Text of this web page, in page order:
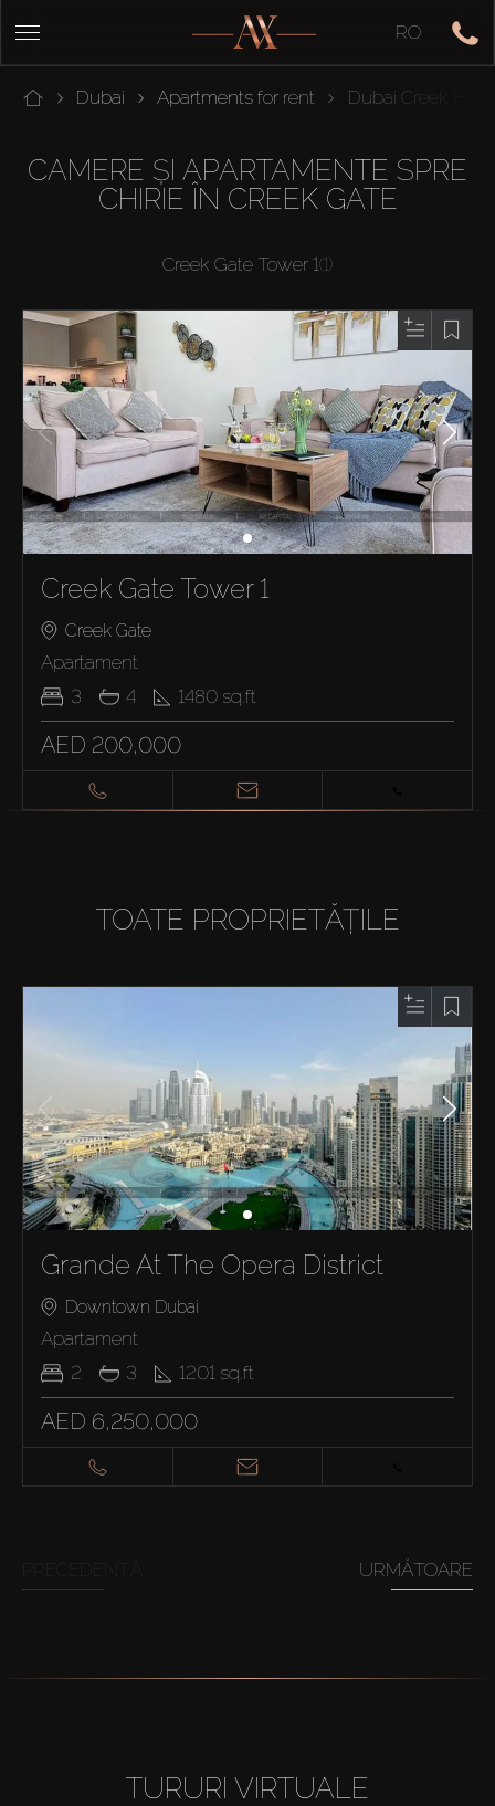
RO
Dubai Apartments for rent Dubai Creek
CAMERE ȘI APARTAMENTE SPRE
CHIRIE ÎN CREEK GATE
Creek Gate Tower 1(1)
Creek Gate Tower 1
Creek Gate
Apartament
3
4 1480 sq.ft
AED 200,000
TOATE PROPRIETĂȚILE
Grande At The Opera District
Downtown Dubai
Apartament
2
3 1201 sq.ft
AED 6,250,000
URMĂTOARE
TURURI VIRTUALE